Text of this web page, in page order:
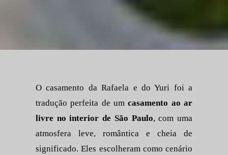
O casamento da Rafaela e do Yuri foi a
tradução perfeita de umcasamento ao ar
livre no interior de São Paulo, com uma
atmosfera leve, romântica e cheia de
significado. Eles escolheram como cenário